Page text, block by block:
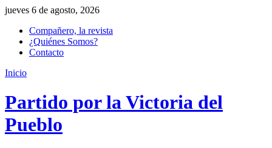
jueves 6 de agosto, 2026
Compañero, la revista
¿Quiénes Somos?
Contacto
Inicio
Partido por la Victoria del
Pueblo